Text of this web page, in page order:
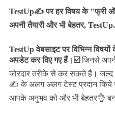
TestUp✍️ पर हर विषय के "फ्री
अपनी तैयारी और भी बेहतर,
TestUp वेबसाइट पर विभिन्न
अपडेट कर दिए गए हैं। ☑️ जिनसे
जोरदार तरीके से कर सकते हैं।जल्द
✍️ के अलग अलग टेस्ट प्रदान किये
आपके अनुभव को और भी बेहतर👌